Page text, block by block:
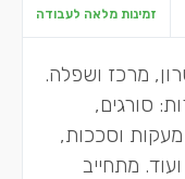
מרכז ושפלה.
סורגים,
מעקות וסככות,
מתחייב
זמינות מלאה לעבודה